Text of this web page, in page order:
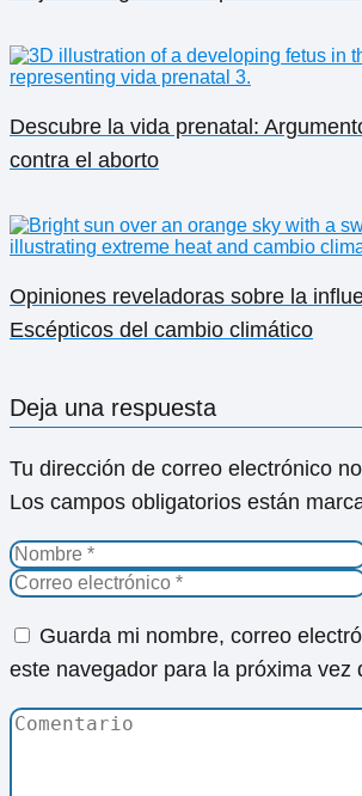
Descubre la vida prenatal:
contra el aborto
Opiniones reveladoras sobre la
Escépticos del cambio climático
Deja una respuesta
Tu dirección de correo electrónico
Los campos obligatorios están
Guarda mi nombre, correo
este navegador para la próxima vez